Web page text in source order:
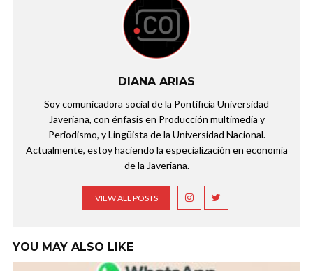
DIANA ARIAS
Soy comunicadora social de la Pontificia Universidad
Javeriana, con énfasis en Producción multimedia y
Periodismo, y Lingüista de la Universidad Nacional.
Actualmente, estoy haciendo la especialización en economía
de la Javeriana.
VIEW ALL POSTS
YOU MAY ALSO LIKE